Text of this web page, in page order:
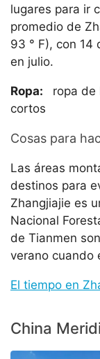
lugares para ir
promedio de
93 ° F), con 14
en julio.
Ropa:
ropa de
cortos
Cosas para
Las áreas
destinos para
Zhangjiajie es
Nacional
de Tianmen
verano cuando
El tiempo en
China